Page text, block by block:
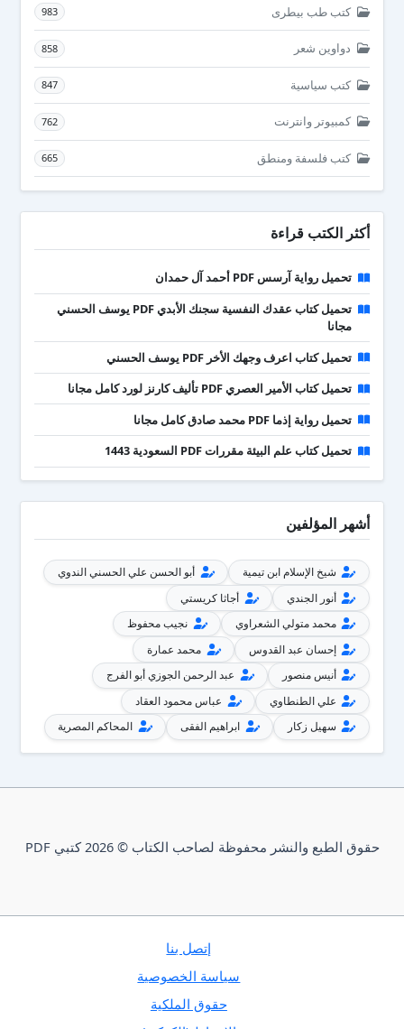
كتب طب بيطرى 983
دواوين شعر 858
كتب سياسية 847
كمبيوتر وانترنت 762
كتب فلسفة ومنطق 665
أكثر الكتب قراءة
تحميل رواية آرسس PDF أحمد آل حمدان
تحميل كتاب عقدك النفسية سجنك الأبدي PDF يوسف الحسني
مجانا
تحميل كتاب اعرف وجهك الأخر PDF يوسف الحسني
تحميل كتاب الأمير العصري PDF تأليف كارنز لورد كامل مجانا
تحميل رواية إذما PDF محمد صادق كامل مجانا
تحميل كتاب علم البيئة مقررات PDF السعودية 1443
أشهر المؤلفين
شيخ الإسلام ابن تيمية
أبو الحسن علي الحسني الندوي
أنور الجندي
أجاثا كريستي
محمد متولي الشعراوي
نجيب محفوظ
إحسان عبد القدوس
محمد عمارة
أنيس منصور
عبد الرحمن الجوزي أبو الفرج
علي الطنطاوي
عباس محمود العقاد
سهيل زكار
ابراهيم الفقى المحاكم المصرية
حقوق الطبع والنشر محفوظة لصاحب الكتاب © 2026 كتبي PDF
إتصل بنا
سياسة الخصوصية
حقوق الملكية